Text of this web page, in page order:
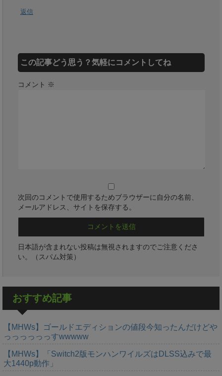
返信
この記事どう思う？気軽にコメントしてね
コメント ※
次回のコメントで使用するためブラウザーに自分の名前、
メールアドレス、サイトを保存する。
日本語が含まれない投稿は無視されますのでご注意くださ
い。（スパム対策）
おすすめ記事
【MHWs】ゴールドエディションの値段今知ったんだけどや
っっっっっっすwwwww
【MHWs】「Switch2版モンハンワイルズはDLSS込みで最
大1440p動作」